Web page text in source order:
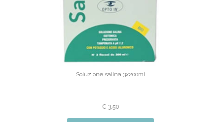
Soluzione salina 3x200ml
€ 3,50